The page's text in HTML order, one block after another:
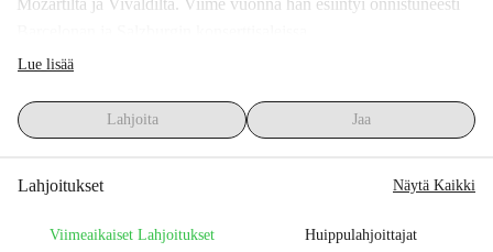
Mozartilta ja Vivaldilta. Viime vuonna hän esiintyi onnistuneesti
Täysipainoista musiikkikoulutusta varten Neta tarvitsee nyt
Valitettavasti Netan perheellä ei ole varaa osallistumiskuluihin.
Tilannetta vaikeutti erityisesti maan sotatoimet.
näyttämöä.
Lue lisää
Lahjoita Jaa
Lahjoitukset Näytä Kaikki
Viimeaikaiset Lahjoitukset Huippulahjoittajat